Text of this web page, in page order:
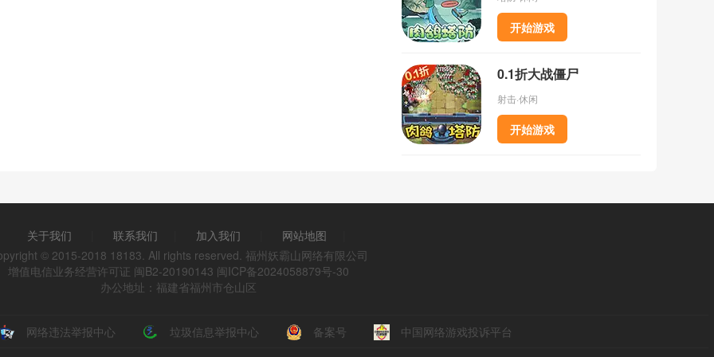
开始游戏
0.1折大战僵尸
射击·休闲
开始游戏
关于我们 联系我们 加入我们 网站地图
© 2015-2018 18183. All rights reserved. 福州妖霸山网络有限公司
增值电信业务经营许可证 闽B2-20190143 闽ICP备2024058879号-30
办公地址：福建省福州市仓山区
网络违法举报中心 垃圾信息举报中心 备案号 中国网络游戏投诉平台